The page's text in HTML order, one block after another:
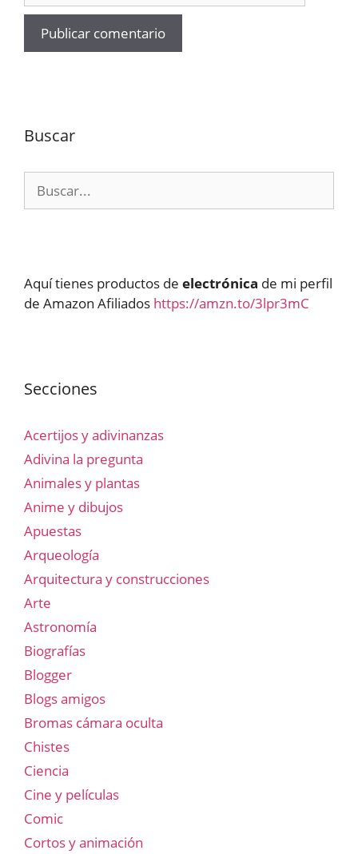
Buscar
Aquí tienes productos de electrónica de mi perfil
de Amazon Afiliados https://amzn.to/3lpr3mC
Secciones
Acertijos y adivinanzas
Adivina la pregunta
Animales y plantas
Anime y dibujos
Apuestas
Arqueología
Arquitectura y construcciones
Arte
Astronomía
Biografías
Blogger
Blogs amigos
Bromas cámara oculta
Chistes
Ciencia
Cine y películas
Comic
Cortos y animación